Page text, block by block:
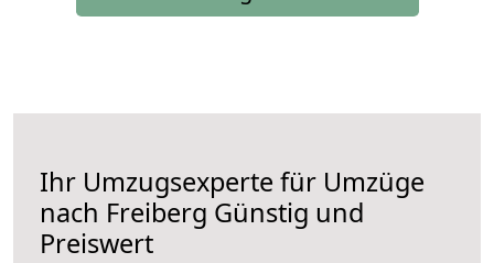
Ihr Umzugsexperte für Umzüge
nach Freiberg Günstig und
Preiswert